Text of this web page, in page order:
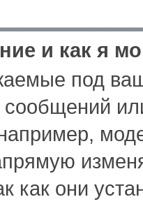
и как я
под
как они